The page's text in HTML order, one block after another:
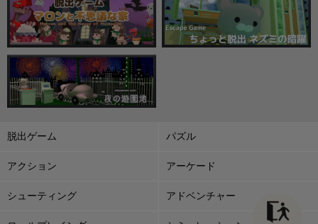
脱出ゲーム パズル
アクション アーケード
シューティング アドベンチャー